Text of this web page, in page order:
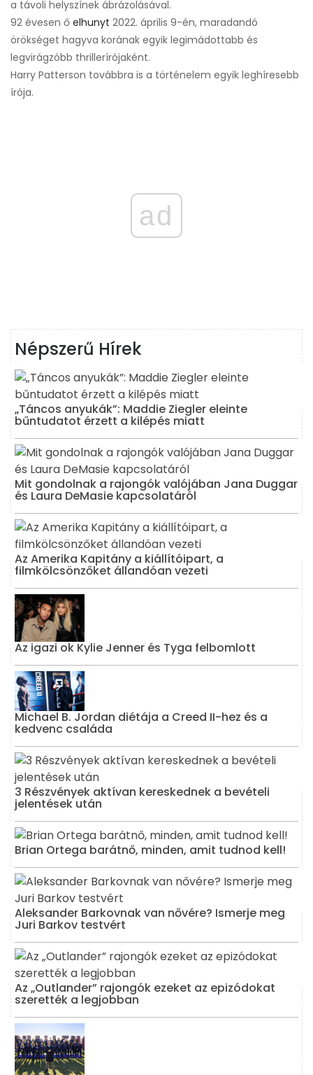
a távoli helyszínek ábrázolásával.
92 évesen ő elhunyt 2022. április 9-én, maradandó
örökséget hagyva korának egyik legimádottabb és
legvirágzóbb thrillerírójaként.
Harry Patterson továbbra is a történelem egyik leghíresebb
írója.
ad
Népszerű Hírek
„Táncos anyukák”: Maddie Ziegler eleinte
bűntudatot érzett a kilépés miatt
Mit gondolnak a rajongók valójában Jana Duggar
és Laura DeMasie kapcsolatáról
Az Amerika Kapitány a kiállítóipart, a
filmkölcsönzőket állandóan vezeti
Az igazi ok Kylie Jenner és Tyga felbomlott
Michael B. Jordan diétája a Creed II-hez és a
kedvenc családa
3 Részvények aktívan kereskednek a bevételi
jelentések után
Brian Ortega barátnő, minden, amit tudnod kell!
Aleksander Barkovnak van nővére? Ismerje meg
Juri Barkov testvért
Az „Outlander” rajongók ezeket az epizódokat
szerették a legjobban